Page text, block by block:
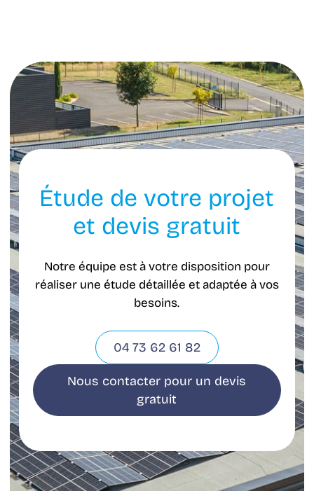
Étude de votre projet
et devis gratuit
Notre équipe est à votre disposition pour
réaliser une étude détaillée et adaptée à vos
besoins.
04 73 62 61 82
Nous contacter pour un devis
gratuit